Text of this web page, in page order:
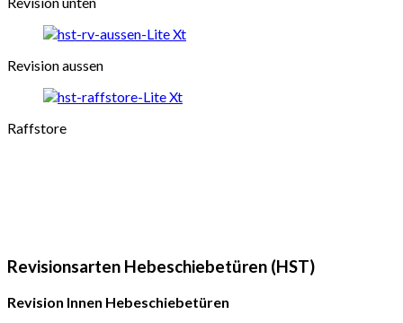
Revision aussen
Raffstore
Revisionsarten Hebeschiebetüren (HST)
Revision Innen Hebeschiebetüren